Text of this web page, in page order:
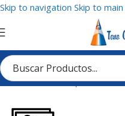
Skip to navigation Skip to
Inicio/Material del producto/